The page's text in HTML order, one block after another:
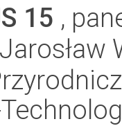
15 ,